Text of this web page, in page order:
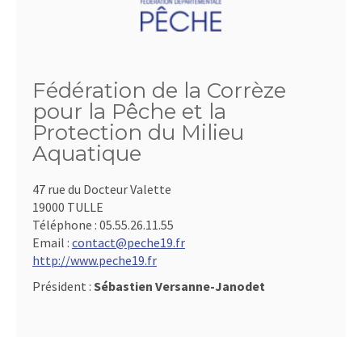
Fédération de la Corrèze
pour la Pêche et la
Protection du Milieu
Aquatique
47 rue du Docteur Valette
19000 TULLE
Téléphone : 05.55.26.11.55
Email : contact@peche19.fr
http://www.peche19.fr
Président : Sébastien Versanne-Janodet